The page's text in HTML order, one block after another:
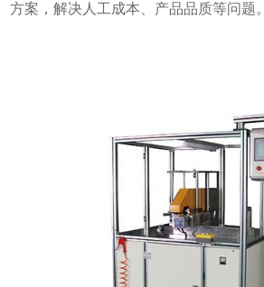
方案，解决人工成本、产品品质等问题。